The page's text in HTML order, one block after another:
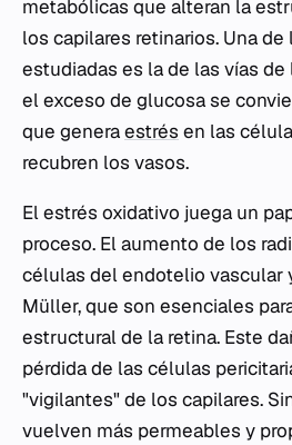
metabólicas que alteran la
los capilares retinarios. Una de
estudiadas es la de las vías de
el exceso de glucosa se
que generaestrés en las
recubren los vasos.
El estrés oxidativo juega un
proceso. El aumento de los
células del endotelio vascular
Müller, que son esenciales
estructural de la retina. Este
pérdida de las células
"vigilantes" de los capilares.
vuelven más permeables y